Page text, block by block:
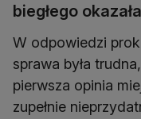
biegłego
W odpowiedzi
sprawa była
pierwsza opinia
zupełnie